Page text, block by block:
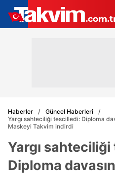
Haberler
Güncel Haberleri
Yargı sahteciliği tescilledi: Diploma
Maskeyi Takvim indirdi
Yargı
Diploma